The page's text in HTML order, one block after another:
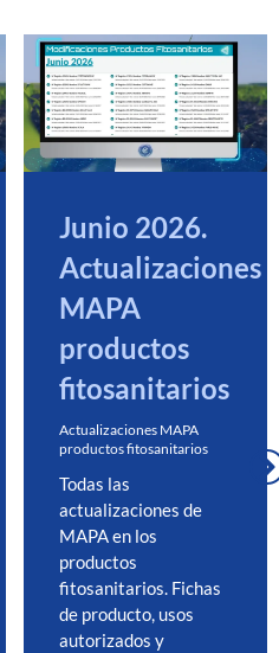
Junio 2026.
Actualizaciones
MAPA
productos
fitosanitarios
Actualizaciones MAPA
productos fitosanitarios
Todas las
actualizaciones de
MAPA en los
productos
fitosanitarios. Fichas
de producto, usos
autorizados y